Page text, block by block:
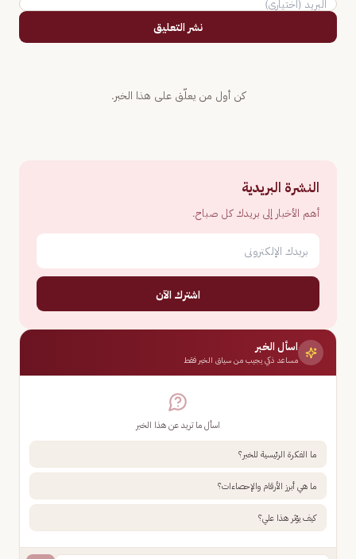
نشر التعليق
كن أول من يعلّق على هذا الخبر.
النشرة البريدية
أهم الأخبار إلى بريدك كل صباح.
اشترك الآن
اسأل الخبر
مساعد ذكي يجيب من سياق الخبر فقط
اسأل ما تريد عن هذا الخبر
ما الفكرة الرئيسية للخبر؟
ما هي أبرز الأرقام والإحصاءات؟
كيف يؤثر هذا علي؟